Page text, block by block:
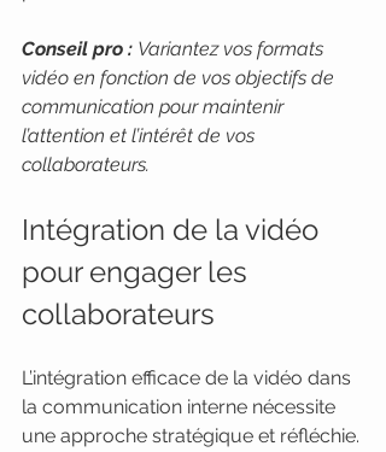
Conseil pro : Variantez vos formats
vidéo en fonction de vos objectifs de
communication pour maintenir
l’attention et l’intérêt de vos
collaborateurs.
Intégration de la vidéo
pour engager les
collaborateurs
L’intégration efficace de la vidéo dans
la communication interne nécessite
une approche stratégique et réfléchie.